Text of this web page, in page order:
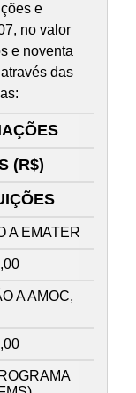
e
no valor
e noventa
das
(R$)
A EMATER
A AMOC,